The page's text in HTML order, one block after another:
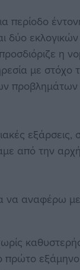
περίοδο
δύο
η
με στόχο
εξάρσεις,
από την
να αναφέρω
πρώτο